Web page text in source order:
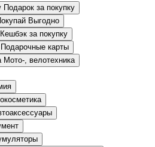
Подарок за покупку
Выгодно
Кешбэк за покупку
Подарочные карты
Мото-, велотехника